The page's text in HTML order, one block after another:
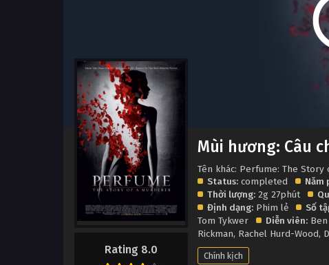
Rating 8.0
Mùi hương: Câu
Tên khác: Perfume: The
Status: completed Năm
Thời lượng: 2g 27phút
Định dạng: Phim lẻ Số
Tom Tykwer
Diễn viên:
Rickman, Rachel Hurd-Wood,
Chính kịch